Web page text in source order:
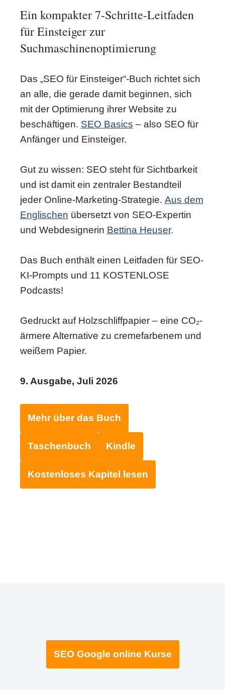
Ein kompakter 7-Schritte-Leitfaden
für Einsteiger zur
Suchmaschinenoptimierung
Das „SEO für Einsteiger“-Buch richtet sich
an alle, die gerade damit beginnen, sich
mit der Optimierung ihrer Website zu
beschäftigen. SEO Basics – also SEO für
Anfänger und Einsteiger.
Gut zu wissen: SEO steht für Sichtbarkeit
und ist damit ein zentraler Bestandteil
jeder Online-Marketing-Strategie. Aus dem
Englischen übersetzt von SEO-Expertin
und Webdesignerin Bettina Heuser.
Das Buch enthält einen Leitfaden für SEO-
KI-Prompts und 11 KOSTENLOSE
Podcasts!
Gedruckt auf Holzschliffpapier – eine CO₂-
ärmere Alternative zu cremefarbenem und
weißem Papier.
9. Ausgabe, Juli 2026
Mehr über das Buch
Taschenbuch Kindle
Kostenloses Kapitel lesen
SEO Google online Kurse